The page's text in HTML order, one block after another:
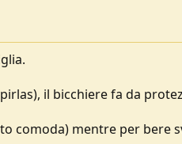
il bicchiere fa da
comoda) mentre per bere